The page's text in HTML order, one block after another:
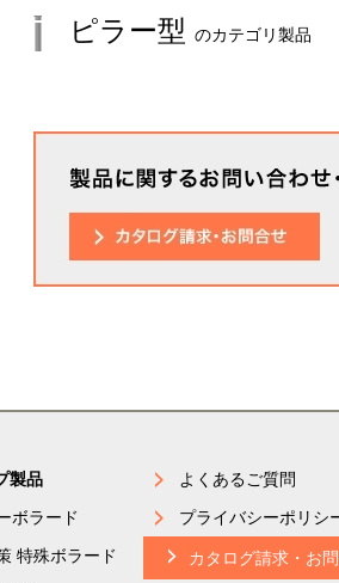
ピラー型 のカテゴリ製品
製品
ボラード
特殊ボラード
よくあるご質問
プライバシーポリシ
カタログ請求・お